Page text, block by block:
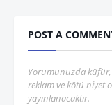
POST A
Yorumunuzda küfür,
reklam ve kötü niyet
yayınlanacaktır.